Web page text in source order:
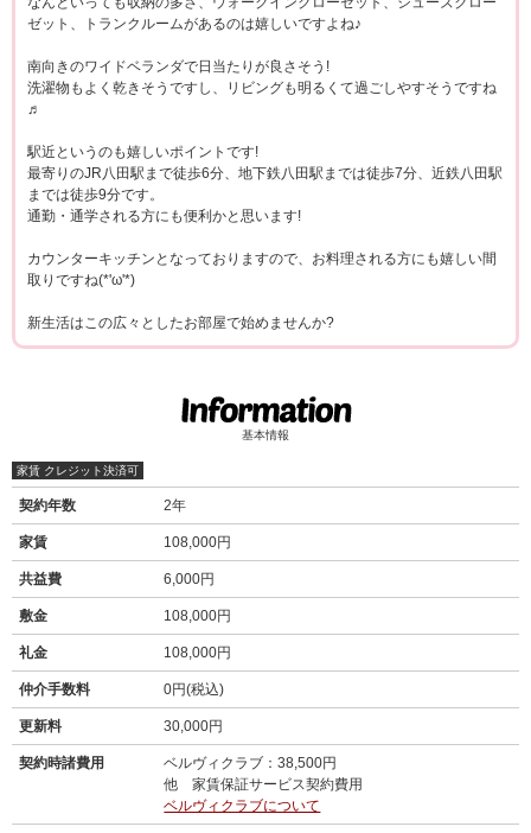
ゼット、トランクルームがあるのは嬉しいですよね♪
南向きのワイドベランダで日当たりが良さそう!
洗濯物もよく乾きそうですし、リビングも明るくて過ごしやすそうですね
♬
駅近というのも嬉しいポイントです!
最寄りのJR八田駅まで徒歩6分、地下鉄八田駅までは徒歩7分、近鉄八田駅
までは徒歩9分です。
通勤・通学される方にも便利かと思います!
カウンターキッチンとなっておりますので、お料理される方にも嬉しい間
取りですね(*'ω'*)
新生活はこの広々としたお部屋で始めませんか?
基本情報
家賃 クレジット決済可
契約年数 2年
家賃 108,000円
共益費 6,000円
敷金 108,000円
礼金 108,000円
仲介手数料 0円(税込)
更新料 30,000円
契約時諸費用
ベルヴィクラブ：38,500円
他 家賃保証サービス契約費用
ベルヴィクラブについて